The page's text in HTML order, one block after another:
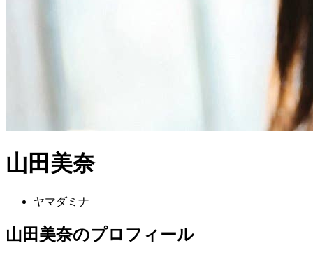
山田美奈
ヤマダミナ
山田美奈のプロフィール